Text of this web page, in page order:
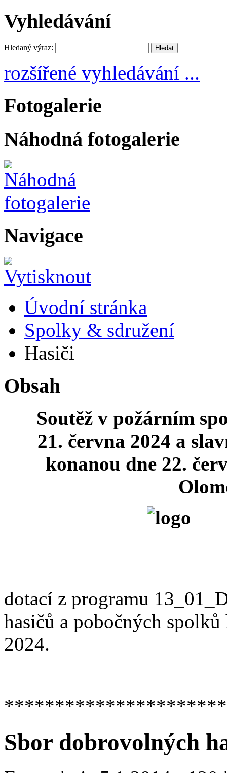
Vyhledávání
Hledaný výraz:
rozšířené vyhledávání ...
Fotogalerie
Náhodná fotogalerie
Navigace
Úvodní stránka
Spolky & sdružení
Hasiči
Obsah
Soutěž v požárním
21. června 2024 a
konanou dne 22.
dotací z programu
hasičů a pobočných
2024.
Sbor dobrovolných